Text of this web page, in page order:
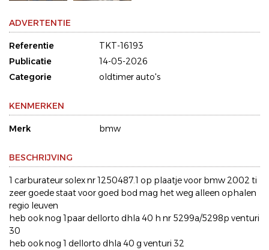
ADVERTENTIE
Referentie
TKT-16193
Publicatie
14-05-2026
Categorie
oldtimer auto's
KENMERKEN
Merk bmw
BESCHRIJVING
1 carburateur solex nr 1250487.1 op plaatje voor bmw 2002 ti
zeer goede staat voor goed bod mag het weg alleen ophalen
regio leuven
heb ook nog 1paar dellorto dhla 40 h nr 5299a/5298p venturi
30
heb ook nog 1 dellorto dhla 40 g venturi 32